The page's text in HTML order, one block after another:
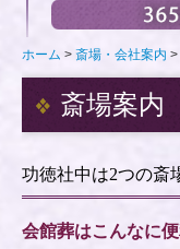
ペットの旅
葬儀の流れ
サービス内
会員制度の
ホーム 斎場・会社案内
斎場案内
功徳社中は2つの斎
会館葬はこんなに便